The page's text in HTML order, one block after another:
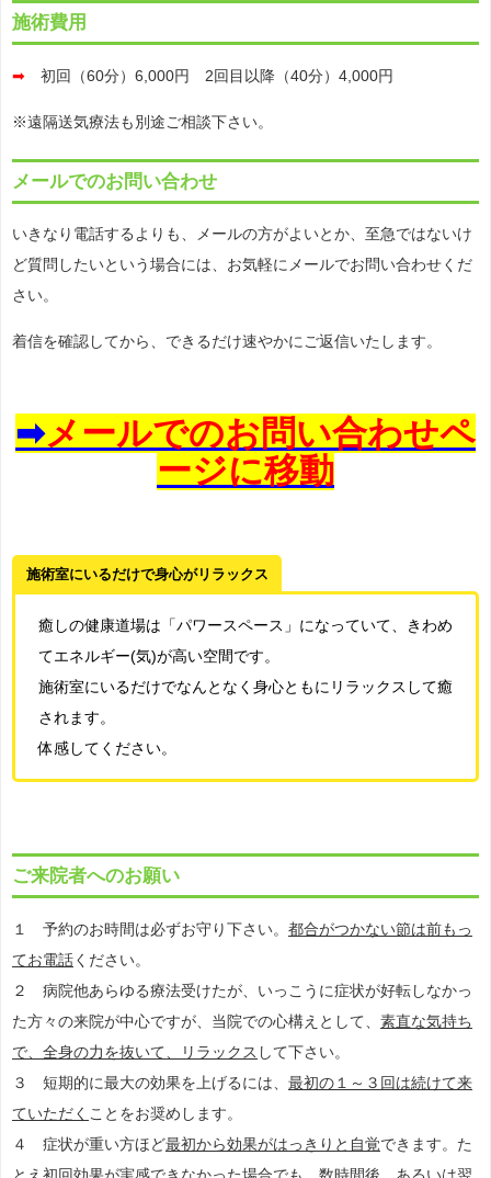
施術費用
➡ 初回（60分）6,000円 2回目以降（40分）4,000円
※遠隔送気療法も別途ご相談下さい。
メールでのお問い合わせ
いきなり電話するよりも、メールの方がよいとか、至急ではないけ
ど質問したいという場合には、お気軽にメールでお問い合わせくだ
さい。
着信を確認してから、できるだけ速やかにご返信いたします。
➡メールでのお問い合わせペ
ージに移動
施術室にいるだけで身心がリラックス
癒しの健康道場は「パワースペース」になっていて、きわめ
てエネルギー(気)が高い空間です。
施術室にいるだけでなんとなく身心ともにリラックスして癒
されます。
体感してください。
ご来院者へのお願い
１ 予約のお時間は必ずお守り下さい。 都合がつかない節は前もっ
てお電話ください。
２ 病院他あらゆる療法受けたが、いっこうに症状が好転しなかっ
た方々の来院が中心ですが、当院での心構えとして、 素直な気持ち
で、全身の力を抜いて、リラックス して下さい。
３ 短期的に最大の効果を上げるには、 最初の１～３回は続けて来
ていただく ことをお奨めします。
４ 症状が重い方ほど最初から効果がはっきりと自覚できます。た
とえ初回効果が実感できなかった場合でも、数時間後、あるいは翌